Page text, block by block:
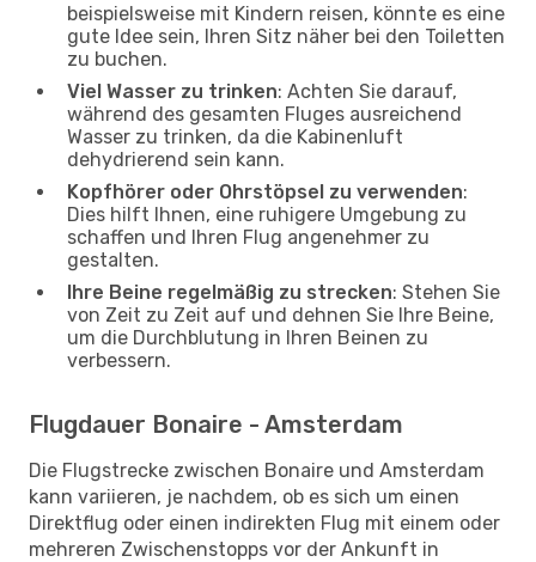
beispielsweise mit Kindern reisen, könnte es eine
gute Idee sein, Ihren Sitz näher bei den Toiletten
zu buchen.
Viel Wasser zu trinken: Achten Sie darauf,
während des gesamten Fluges ausreichend
Wasser zu trinken, da die Kabinenluft
dehydrierend sein kann.
Kopfhörer oder Ohrstöpsel zu verwenden:
Dies hilft Ihnen, eine ruhigere Umgebung zu
schaffen und Ihren Flug angenehmer zu
gestalten.
Ihre Beine regelmäßig zu strecken: Stehen Sie
von Zeit zu Zeit auf und dehnen Sie Ihre Beine,
um die Durchblutung in Ihren Beinen zu
verbessern.
Flugdauer Bonaire - Amsterdam
Die Flugstrecke zwischen Bonaire und Amsterdam
kann variieren, je nachdem, ob es sich um einen
Direktflug oder einen indirekten Flug mit einem oder
mehreren Zwischenstopps vor der Ankunft in